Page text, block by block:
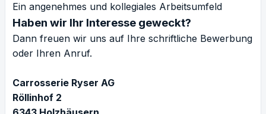
Ein angenehmes und kollegiales Arbeitsumfeld
Haben wir Ihr Interesse geweckt?
Dann freuen wir uns auf Ihre schriftliche Bewerbung
oder Ihren Anruf.
Carrosserie Ryser AG
Röllinhof 2